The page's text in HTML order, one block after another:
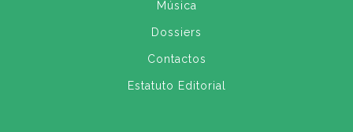
Música
Dossiers
Contactos
Estatuto Editorial